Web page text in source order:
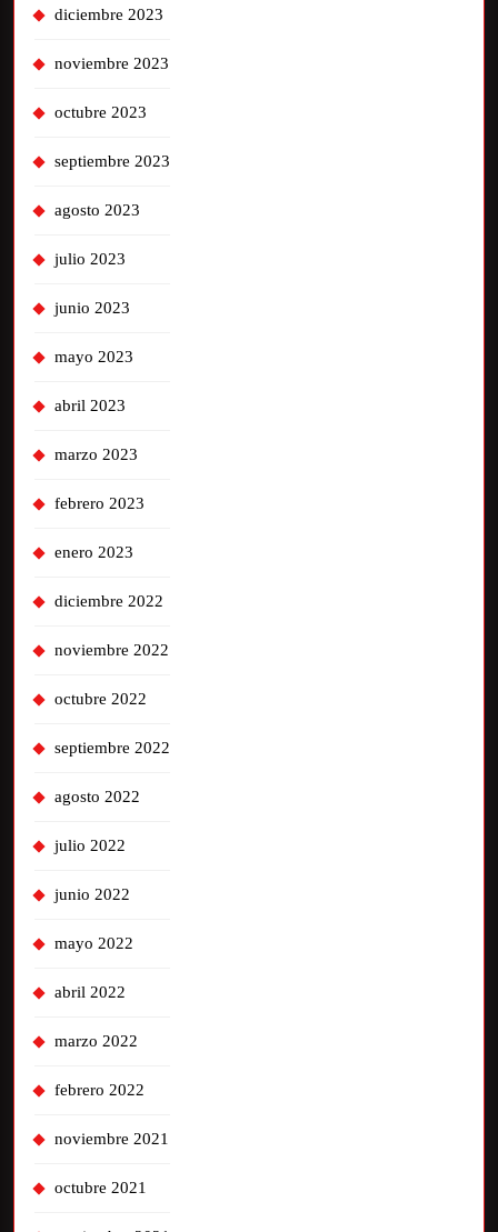
diciembre 2023
noviembre 2023
octubre 2023
septiembre 2023
agosto 2023
julio 2023
junio 2023
mayo 2023
abril 2023
marzo 2023
febrero 2023
enero 2023
diciembre 2022
noviembre 2022
octubre 2022
septiembre 2022
agosto 2022
julio 2022
junio 2022
mayo 2022
abril 2022
marzo 2022
febrero 2022
noviembre 2021
octubre 2021